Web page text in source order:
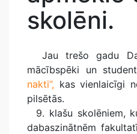
skolēni.
Jau trešo gadu
mācībspēki un
nakti”, kas vienlaicīgi
pilsētās.
9. klašu skolēniem,
dabaszinātnēm